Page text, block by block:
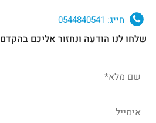
חייג:
שלחו לנו הודעה ונחזור אליכם בהקדם